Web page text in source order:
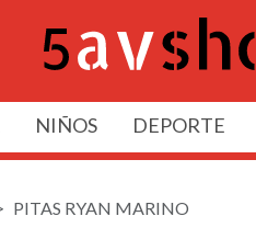
NIÑOS DEPORTE
PITAS RYAN MARINO